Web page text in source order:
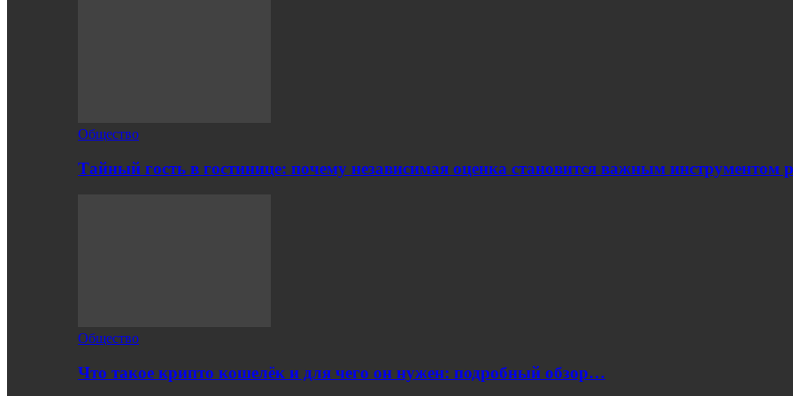
Общество
Тайный гость в гостинице: почему независимая оценка становится важным инструментом
Общество
Что такое крипто кошелёк и для чего он нужен: подробный обзор…